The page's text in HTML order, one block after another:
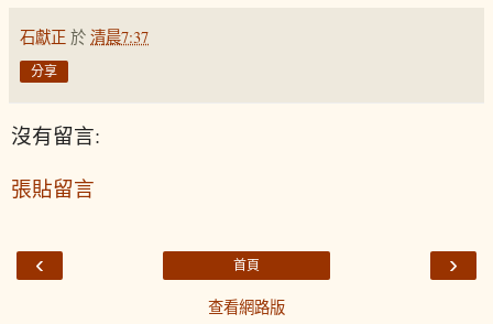
石獻正 於 清晨7:37
分享
沒有留言:
張貼留言
‹ ›
首頁
查看網路版